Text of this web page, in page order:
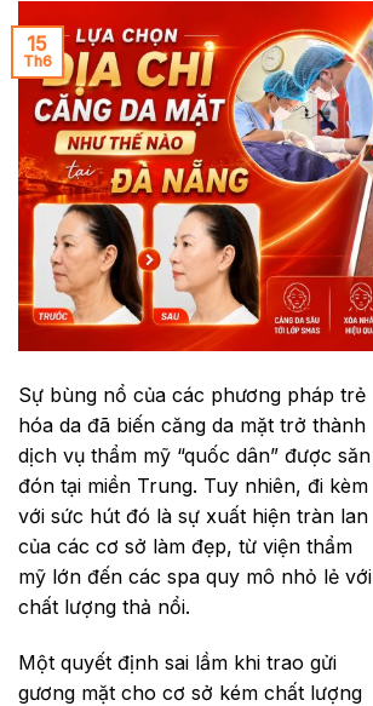
15
Th6
Sự bùng nổ của các phương pháp trẻ
hóa da đã biến căng da mặt trở thành
dịch vụ thẩm mỹ “quốc dân” được săn
đón tại miền Trung. Tuy nhiên, đi kèm
với sức hút đó là sự xuất hiện tràn lan
của các cơ sở làm đẹp, từ viện thẩm
mỹ lớn đến các spa quy mô nhỏ lẻ với
chất lượng thả nổi.
Một quyết định sai lầm khi trao gửi
gương mặt cho cơ sở kém chất lượng